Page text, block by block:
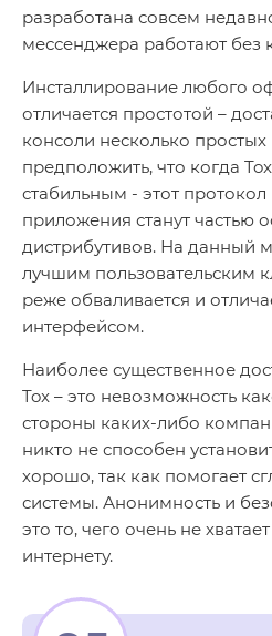
разработана совсем
мессенджера работают без
Инсталлирование любого
отличается простотой –
консоли несколько
предположить, что когда
стабильным - этот
приложения станут частью
дистрибутивов. На данный
лучшим пользовательским
реже обваливается и
интерфейсом.
Наиболее существенное
Tox – это невозможность
стороны каких-либо
никто не способен
хорошо, так как помогает
системы. Анонимность и
это то, чего очень не
интернету.